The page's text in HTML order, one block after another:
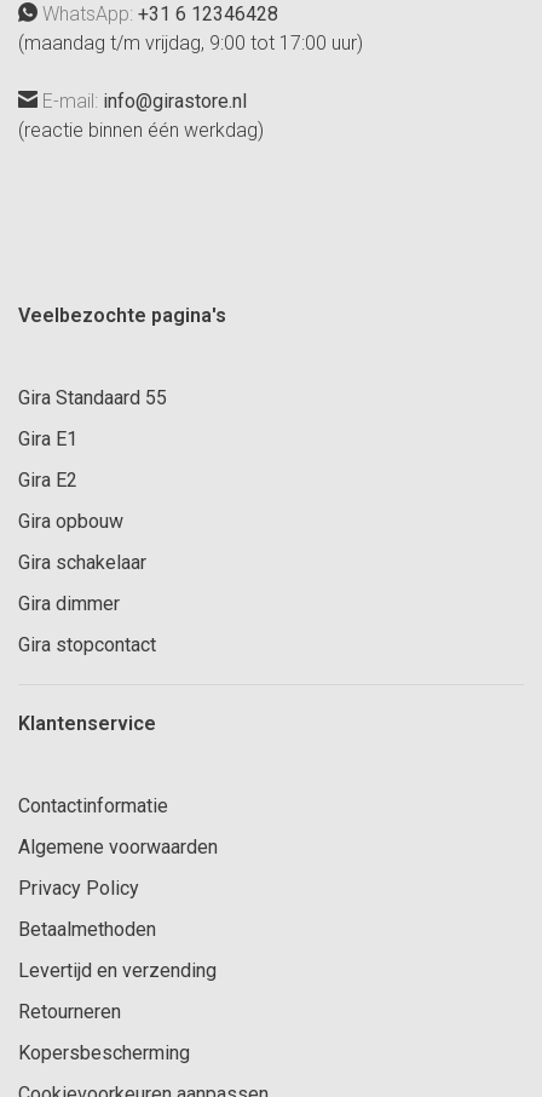
WhatsApp: +31 6 12346428
(maandag t/m vrijdag, 9:00 tot 17:00 uur)
E-mail: info@girastore.nl
(reactie binnen één werkdag)
Veelbezochte pagina's
Gira Standaard 55
Gira E1
Gira E2
Gira opbouw
Gira schakelaar
Gira dimmer
Gira stopcontact
Klantenservice
Contactinformatie
Algemene voorwaarden
Privacy Policy
Betaalmethoden
Levertijd en verzending
Retourneren
Kopersbescherming